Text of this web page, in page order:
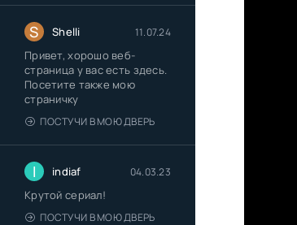
S Shelli 11.07.24
Привет, хорошо веб-
страница у вас есть здесь.
Посетите также мою
страничку
ПОСТУЧИ В МОЮ ДВЕРЬ
I indiaf 04.03.23
Крутой сериал!
ПОСТУЧИ В МОЮ ДВЕРЬ